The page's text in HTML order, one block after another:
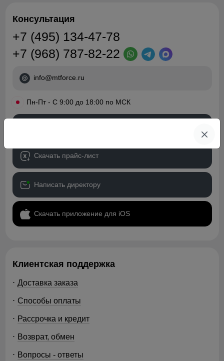
Консультация
+7 (495) 134-47-78
+7 (968) 787-82-22
info@mtforce.ru
• Пн-Пт - С 9:00 до 18:00 по МСК
Скачать прайс-лист
Написать директору
Скачать приложение для iOS
Клиентская поддержка
Доставка заказа
Способы оплаты
Рассрочка и кредит
Возврат, обмен
Вопросы - ответы